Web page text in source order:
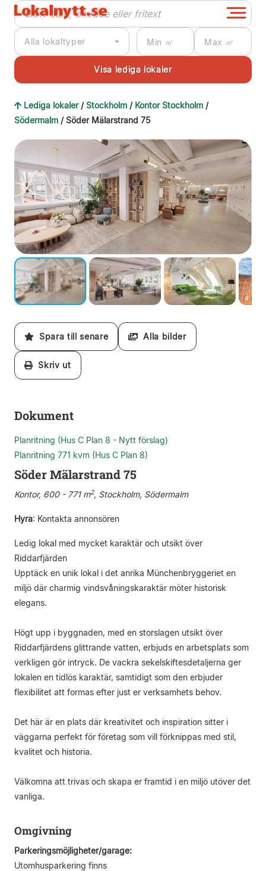
Alla lokaltyper
Lediga lokaler / Stockholm / Kontor Stockholm /
Södermalm / Söder Mälarstrand 75
Spara till senare Alla bilder
Skriv ut
Dokument
Planritning (Hus C Plan 8 - Nytt förslag)
Planritning 771 kvm (Hus C Plan 8)
Söder Mälarstrand 75
Kontor, 600 - 771 m2, Stockholm, Södermalm
Hyra: Kontakta annonsören
Ledig lokal med mycket karaktär och utsikt över
Riddarfjärden
Upptäck en unik lokal i det anrika Münchenbryggeriet en
miljö där charmig vindsvåningskaraktär möter historisk
elegans.
Högt upp i byggnaden, med en storslagen utsikt över
Riddarfjärdens glittrande vatten, erbjuds en arbetsplats som
verkligen gör intryck. De vackra sekelskiftesdetaljerna ger
lokalen en tidlös karaktär, samtidigt som den erbjuder
flexibilitet att formas efter just er verksamhets behov.
Det här är en plats där kreativitet och inspiration sitter i
väggarna perfekt för företag som vill förknippas med stil,
kvalitet och historia.
Välkomna att trivas och skapa er framtid i en miljö utöver det
vanliga.
Omgivning
Parkeringsmöjligheter/garage:
Utomhusparkering finns